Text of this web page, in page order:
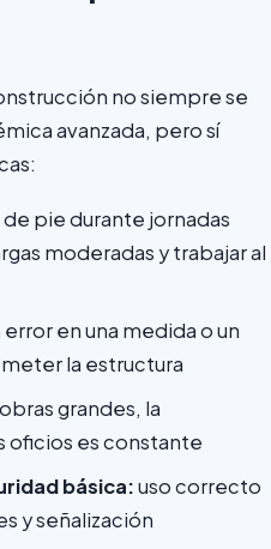
no siempre se
avanzada, pero sí
de pie durante jornadas
moderadas y trabajar al
error en una medida o un
la estructura
grandes, la
oficios es constante
básica:uso correcto
y señalización